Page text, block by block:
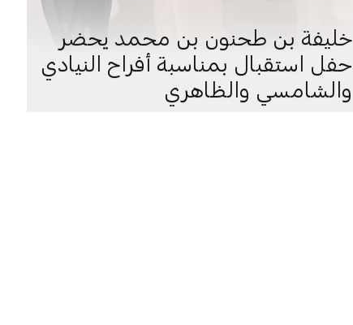
خليفة بن طحنون بن محمد يحضر
حفل استقبال بمناسبة أفراح النيادي
والشامسي والظاهري